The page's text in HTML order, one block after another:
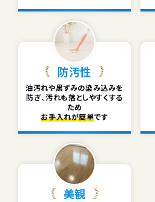
防汚性
油汚れや黒ずみの染み込みを
防ぎ、汚れも落としやすくする
ため
お手入れが簡単です
美観